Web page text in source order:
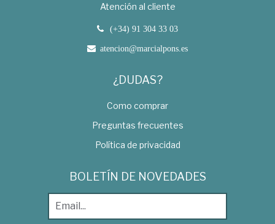
Atención al cliente
(+34) 91 304 33 03
atencion@marcialpons.es
¿DUDAS?
Como comprar
Preguntas frecuentes
Política de privacidad
BOLETÍN DE NOVEDADES